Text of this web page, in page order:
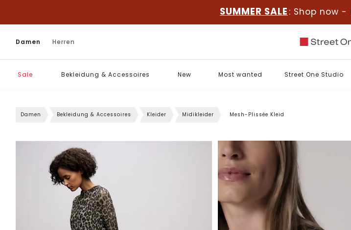
SUMMER SALE : Shop now -
Damen Herren
Sale Bekleidung & Accessoires New Most wanted Street One Studio
Damen Bekleidung & Accessoires Kleider Midikleider Mesh-Plissée Kleid